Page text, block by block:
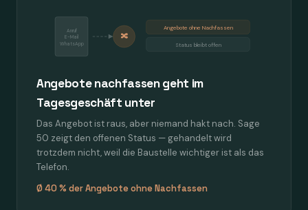
Anruf
E-Mail
WhatsApp
🔀
Angebote ohne Nachfassen
Status bleibt offen
Angebote nachfassen geht im
Tagesgeschäft unter
Das Angebot ist raus, aber niemand hakt nach. Sage
50 zeigt den offenen Status — gehandelt wird
trotzdem nicht, weil die Baustelle wichtiger ist als das
Telefon.
Ø 40 % der Angebote ohne Nachfassen